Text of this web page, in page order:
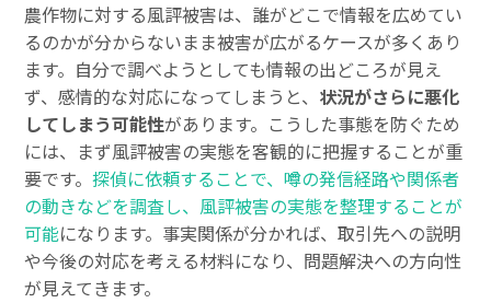
農作物に対する風評被害は、誰がどこで情報を広めてい
るのかが分からないまま被害が広がるケースが多くあり
ます。自分で調べようとしても情報の出どころが見え
ず、感情的な対応になってしまうと、 状況がさらに悪化
してしまう可能性があります。こうした事態を防ぐため
には、まず風評被害の実態を客観的に把握することが重
要です。探偵に依頼することで、噂の発信経路や関係者
の動きなどを調査し、風評被害の実態を整理することが
可能になります。事実関係が分かれば、取引先への説明
や今後の対応を考える材料になり、問題解決への方向性
が見えてきます。